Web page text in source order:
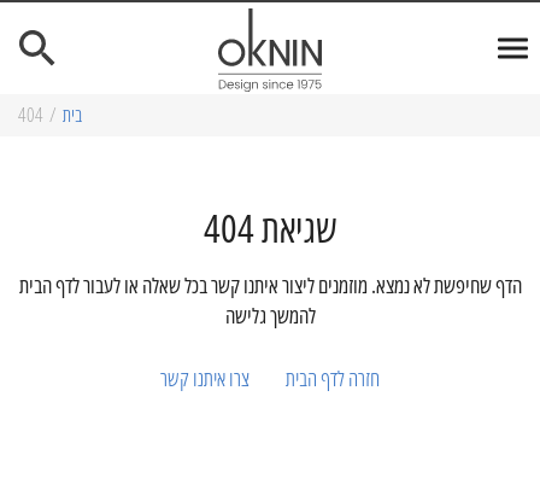
בית /
404
שגיאת 404
הדף שחיפשת לא נמצא. מוזמנים ליצור איתנו קשר בכל שאלה או לעבור לדף הבית
להמשך גלישה
חזרה לדף הבית צרו איתנו קשר